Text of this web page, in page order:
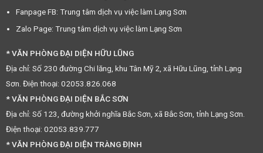
Fanpage FB: Trung tâm dịch vụ việc làm Lạng Sơn
Zalo Page: Trung tâm dịch vụ việc làm Lạng Sơn
* VĂN PHÒNG ĐẠI DIỆN HỮU LŨNG
Địa chỉ: Số 230 đường Chi lăng, khu Tân Mỹ 2, xã Hữu Lũng, tỉnh Lạng
Sơn. Điện thoại: 02053.826.068
* VĂN PHÒNG ĐẠI DIỆN BẮC SƠN
Địa chỉ: Số 123, đường khởi nghĩa Bắc Sơn, xã Bắc Sơn, tỉnh Lạng Sơn.
Điện thoại: 02053.839.777
* VĂN PHÒNG ĐẠI DIỆN TRÀNG ĐỊNH